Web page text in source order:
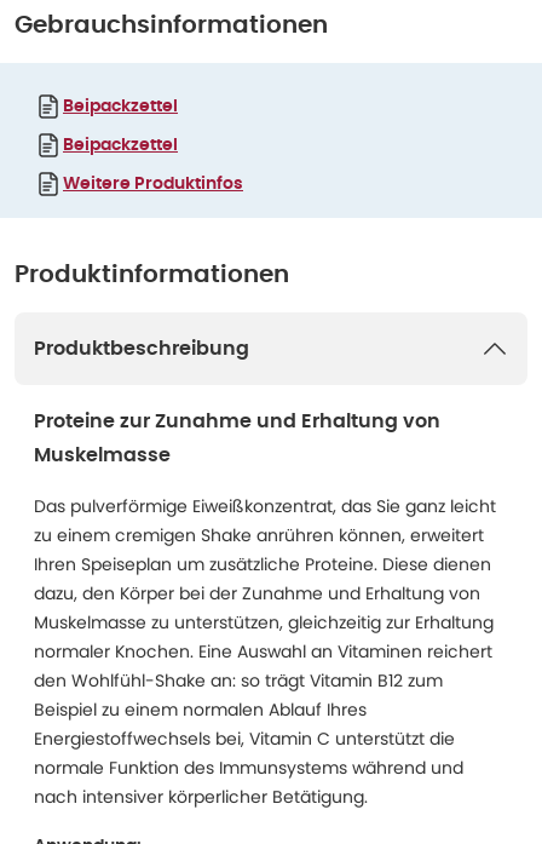
Gebrauchsinformationen
Beipackzettel
Beipackzettel
Weitere Produktinfos
Produktinformationen
Produktbeschreibung
Proteine zur Zunahme und Erhaltung von
Muskelmasse
Das pulverförmige Eiweißkonzentrat, das Sie ganz leicht
zu einem cremigen Shake anrühren können, erweitert
Ihren Speiseplan um zusätzliche Proteine. Diese dienen
dazu, den Körper bei der Zunahme und Erhaltung von
Muskelmasse zu unterstützen, gleichzeitig zur Erhaltung
normaler Knochen. Eine Auswahl an Vitaminen reichert
den Wohlfühl-Shake an: so trägt Vitamin B12 zum
Beispiel zu einem normalen Ablauf Ihres
Energiestoffwechsels bei, Vitamin C unterstützt die
normale Funktion des Immunsystems während und
nach intensiver körperlicher Betätigung.